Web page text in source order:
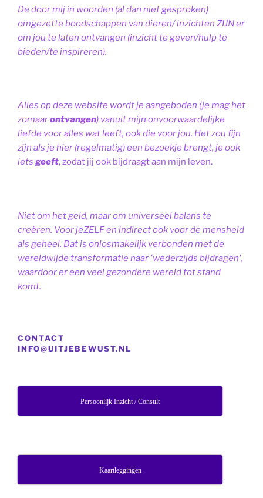
De door mij in woorden (al dan niet gesproken)
omgezette boodschappen van dieren/ inzichten ZIJN er
om jou te laten ontvangen (inzicht te geven/hulp te
bieden/te inspireren).
Alles op deze website wordt je aangeboden (je mag het
zomaarontvangen) vanuit mijn onvoorwaardelijke
liefde voor alles wat leeft, ook die voor jou. Het zou fijn
zijn als je hier (regelmatig) een bezoekje brengt, je ook
iets geeft, zodat jij ook bijdraagt aan mijn leven.
Niet om het geld, maar om universeel balans te
creëren. Voor jeZELF en indirect ook voor de mensheid
als geheel. Dat is onlosmakelijk verbonden met de
wereldwijde transformatie naar 'wederzijds bijdragen',
waardoor er een veel gezondere wereld tot stand
komt.
CONTACT
INFO@UITJEBEWUST.NL
Persoonlijk Inzicht / Consult
Kaartleggingen